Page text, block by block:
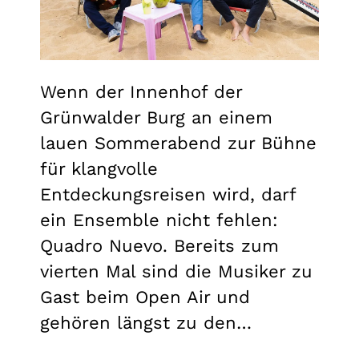
Wenn der Innenhof der
Grünwalder Burg an einem
lauen Sommerabend zur Bühne
für klangvolle
Entdeckungsreisen wird, darf
ein Ensemble nicht fehlen:
Quadro Nuevo. Bereits zum
vierten Mal sind die Musiker zu
Gast beim Open Air und
gehören längst zu den…